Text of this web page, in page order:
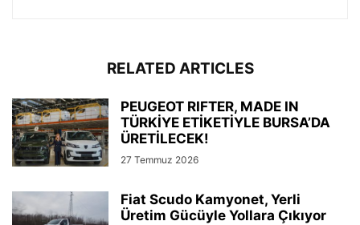
RELATED ARTICLES
PEUGEOT RIFTER, MADE IN
TÜRKİYE ETİKETİYLE BURSA’DA
ÜRETİLECEK!
27 Temmuz 2026
Fiat Scudo Kamyonet, Yerli
Üretim Gücüyle Yollara Çıkıyor